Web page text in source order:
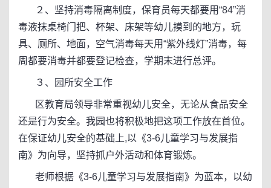
２、坚持消毒隔离制度，保育员每天都要用“84”消
毒液抹桌椅门把、杯架、床架等幼儿摸到的地方，玩
具、厕所、地面，空气消毒每天用“紫外线灯”消毒，每
周都要消毒并都要登记检查，学期末进行总评。
３、园所安全工作
区教育局领导非常重视幼儿安全，无论从食品安全
还是行为安全。我园也将积极地把这项工作放在首位。
在保证幼儿安全的基础上,以《3-6儿童学习与发展指
南》为向导，坚持抓户外活动和体育锻炼。
老师根据《3-6儿童学习与发展指南》为蓝本，以幼